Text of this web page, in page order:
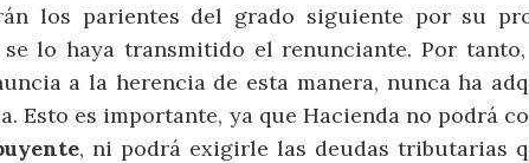
los parientes del grado siguiente por su
lo haya transmitido el renunciante. Por
a la herencia de esta manera, nunca ha
Esto es importante, ya que Hacienda no podrá
, ni podrá exigirle las deudas tributarias